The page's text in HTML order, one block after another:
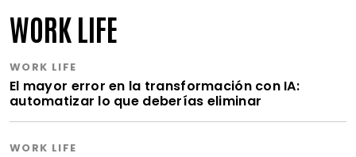
WORK LIFE
WORK LIFE
El mayor error en la transformación con IA:
automatizar lo que deberías eliminar
WORK LIFE